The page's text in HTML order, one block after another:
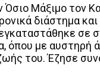
Όσιο Μάξιμο τον
διάστημα
σε
όπου με αυστηρή
του. Έζησε